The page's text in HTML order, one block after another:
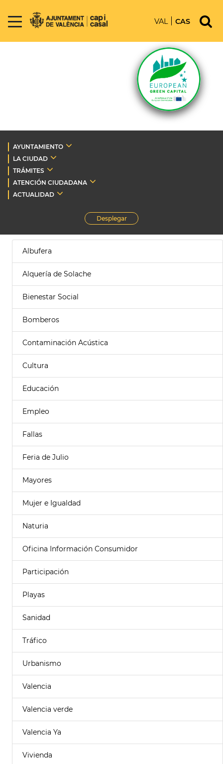
VAL CAS
AYUNTAMIENTO
LA CIUDAD
TRÁMITES
ATENCIÓN CIUDADANA
ACTUALIDAD
Desplegar
Albufera
Alquería de Solache
Bienestar Social
Bomberos
Contaminación Acústica
Cultura
Educación
Empleo
Fallas
Feria de Julio
Mayores
Mujer e Igualdad
Naturia
Oficina Información Consumidor
Participación
Playas
Sanidad
Tráfico
Urbanismo
Valencia
Valencia verde
Valencia Ya
Vivienda